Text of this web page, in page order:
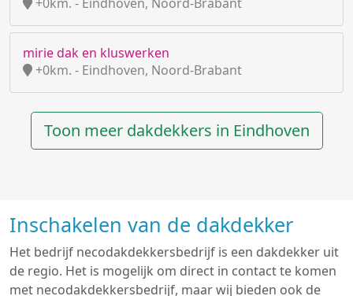
mirie dak en kluswerken
+0km. - Eindhoven, Noord-Brabant
Toon meer dakdekkers in Eindhoven
Inschakelen van de dakdekker
Het bedrijf necodakdekkersbedrijf is een dakdekker uit
de regio. Het is mogelijk om direct in contact te komen
met necodakdekkersbedrijf, maar wij bieden ook de